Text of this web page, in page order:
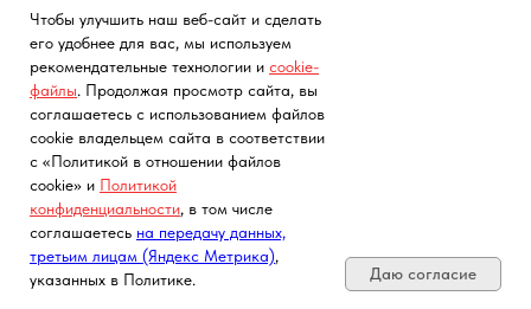
Главная О компании
Контакты
Услуги
Достака и оплата
Фото и видео саженцев
Заметки садовода
Партнеры
Политика конфиденциальности
Cогласие на обработку
персональных данных с помощью
Чтобы улучшить наш веб-сайт и сделать
его удобнее для вас, мы используем
рекомендательные технологии и cookie-
файлы. Продолжая просмотр сайта, вы
соглашаетесь с использованием файлов
cookie владельцем сайта в соответствии
с «Политикой в отношении файлов
cookie» и Политикой
конфиденциальности, в том числе
соглашаетесь на передачу данных,
третьим лицам (Яндекс Метрика),
указанных в Политике.
Даю согласие